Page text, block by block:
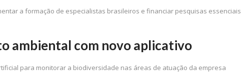
a formação de especialistas brasileiros e financiar pesquisas essenciais
ambiental com novo aplicativo
para monitorar a biodiversidade nas áreas de atuação da empresa